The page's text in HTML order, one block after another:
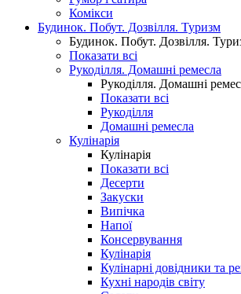
Комікси
Будинок. Побут. Дозвілля. Туризм
Будинок. Побут. Дозвілля.
Показати всі
Рукоділля. Домашні ремесла
Рукоділля. Домашні
Показати всі
Рукоділля
Домашні ремесла
Кулінарія
Кулінарія
Показати всі
Десерти
Закуски
Випічка
Напої
Консервування
Кулінарія
Кулінарні довідники та
Кухні народів світу